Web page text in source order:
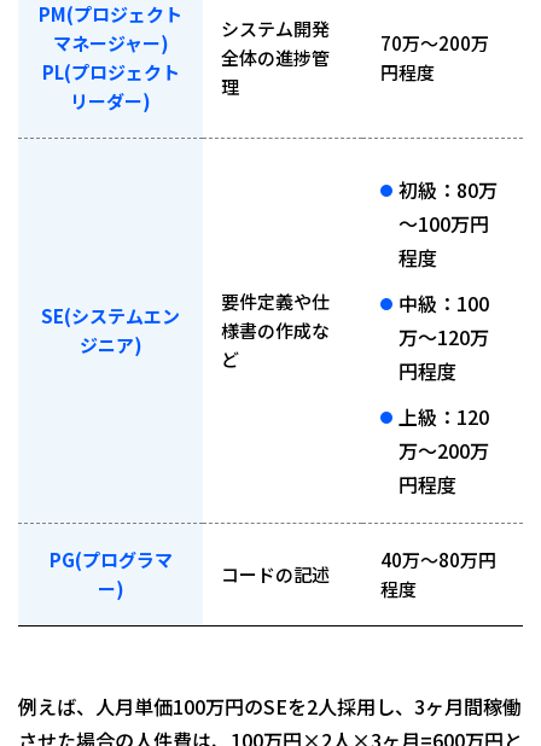
PM(プロジェクト
マネージャー)
PL(プロジェクト
リーダー)
システム開発
全体の進捗管
理
70万～200万
円程度
SE(システムエン
ジニア)
要件定義や仕
様書の作成な
ど
初級：80万
～100万円
程度
中級：100
万～120万
円程度
上級：120
万～200万
円程度
PG(プログラマ
ー)
コードの記述
40万～80万円
程度
例えば、人月単価100万円のSEを2人採用し、3ヶ月間稼働
させた場合の人件費は、100万円×2人×3ヶ月=600万円と